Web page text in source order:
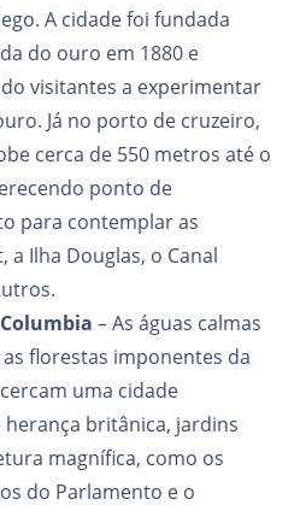
A cidade foi fundada
do ouro em 1880 e
visitantes a experimentar
Já no porto de cruzeiro,
cerca de 550 metros até o
ponto de
para contemplar as
a Ilha Douglas, o Canal
– As águas calmas
florestas imponentes da
uma cidade
britânica, jardins
magnífica, como os
do Parlamento e o